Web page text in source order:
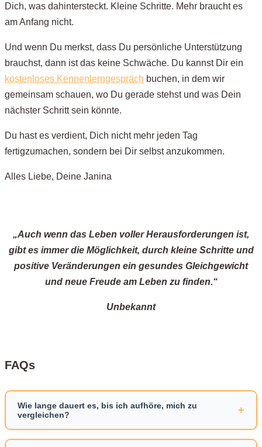
Dich, was dahintersteckt. Kleine Schritte. Mehr braucht es
am Anfang nicht.
Und wenn Du merkst, dass Du persönliche Unterstützung
brauchst, dann ist das keine Schwäche. Du kannst Dir ein
kostenloses Kennenlerngespräch buchen, in dem wir
gemeinsam schauen, wo Du gerade stehst und was Dein
nächster Schritt sein könnte.
Du hast es verdient, Dich nicht mehr jeden Tag
fertigzumachen, sondern bei Dir selbst anzukommen.
Alles Liebe, Deine Janina
„Auch wenn das Leben voller Herausforderungen ist,
gibt es immer die Möglichkeit, durch kleine Schritte und
positive Veränderungen ein gesundes Gleichgewicht
und neue Freude am Leben zu finden.“​
Unbekannt
FAQs
Wie lange dauert es, bis ich aufhöre, mich zu
vergleichen?
+
Das ist individuell. Erwarte keine Veränderung in einer